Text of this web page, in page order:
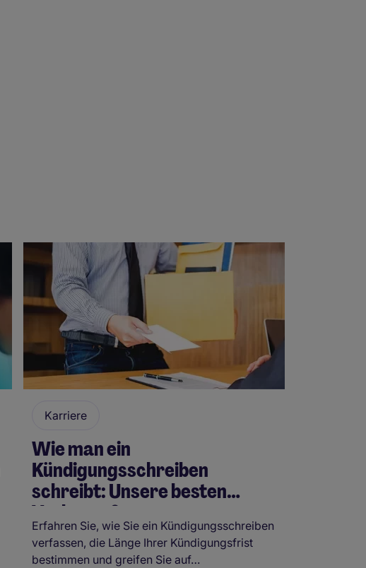
Karriere
Wie man ein
Kündigungsschreiben
schreibt: Unsere besten
Vorlagen &…
Erfahren Sie, wie Sie ein Kündigungsschreiben
verfassen, die Länge Ihrer Kündigungsfrist
bestimmen und greifen Sie auf…